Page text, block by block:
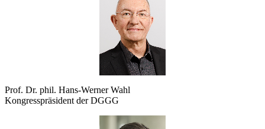
Prof. Dr. phil. Hans-Werner Wahl
Kongresspräsident der DGGG